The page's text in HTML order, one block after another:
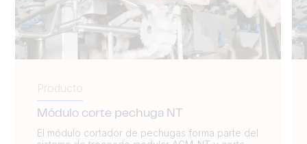
Producto
Módulo corte pechuga NT
El módulo cortador de pechugas forma parte del